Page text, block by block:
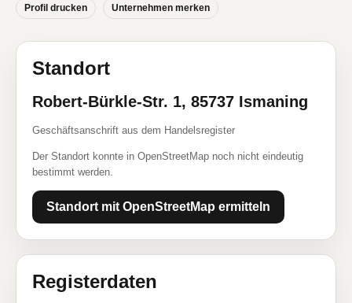
Profil drucken Unternehmen merken
Standort
Robert-Bürkle-Str. 1, 85737 Ismaning
Geschäftsanschrift aus dem Handelsregister
Der Standort konnte in OpenStreetMap noch nicht eindeutig
bestimmt werden.
Standort mit OpenStreetMap ermitteln
Registerdaten